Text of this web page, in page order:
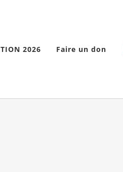
2026 Faire un don